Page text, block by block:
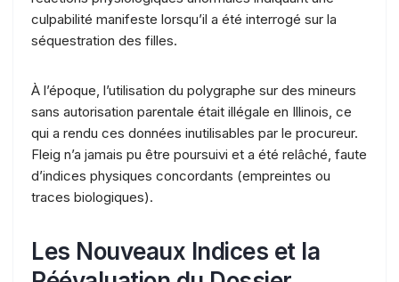
culpabilité manifeste lorsqu’il a été interrogé sur la
séquestration des filles.
À l’époque, l’utilisation du polygraphe sur des mineurs
sans autorisation parentale était illégale en Illinois, ce
qui a rendu ces données inutilisables par le procureur.
Fleig n’a jamais pu être poursuivi et a été relâché, faute
d’indices physiques concordants (empreintes ou
traces biologiques).
Les Nouveaux Indices et la